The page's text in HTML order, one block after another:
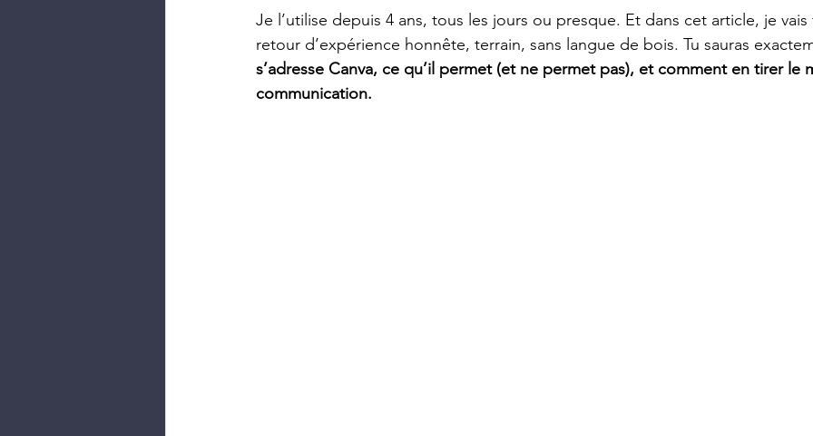
Je l’utilise depuis 4 ans, tous les jours ou presque. Et dans cet article, je
retour d’expérience honnête, terrain, sans langue de bois. Tu sauras
s’adresse Canva, ce qu’il permet (et ne permet pas), et comment en tirer le
communication.